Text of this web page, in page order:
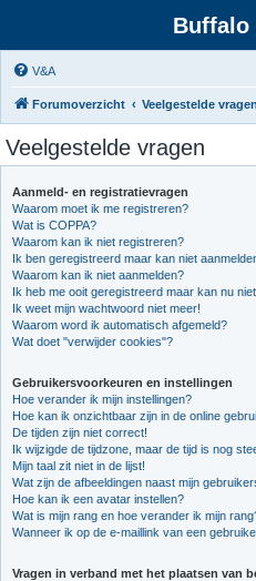
Buffalo
V&A
Forumoverzicht Veelgestelde vragen
Veelgestelde vragen
Aanmeld- en registratievragen
Waarom moet ik me registreren?
Wat is COPPA?
Waarom kan ik niet registreren?
Ik ben geregistreerd maar kan niet
Waarom kan ik niet aanmelden?
Ik heb me ooit geregistreerd maar kan nu
Ik weet mijn wachtwoord niet meer!
Waarom word ik automatisch afgemeld?
Wat doet "verwijder cookies"?
Gebruikersvoorkeuren en instellingen
Hoe verander ik mijn instellingen?
Hoe kan ik onzichtbaar zijn in de online
De tijden zijn niet correct!
Ik wijzigde de tijdzone, maar de tijd is nog
Mijn taal zit niet in de lijst!
Wat zijn de afbeeldingen naast mijn
Hoe kan ik een avatar instellen?
Wat is mijn rang en hoe verander ik mijn
Wanneer ik op de e-maillink van een
Vragen in verband met het plaatsen van